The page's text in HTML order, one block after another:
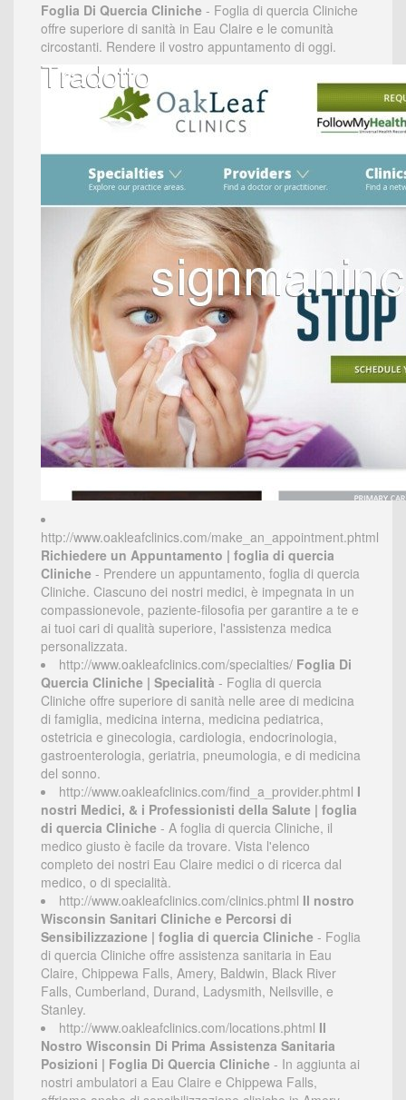
Foglia Di Quercia Cliniche - Foglia di quercia Cliniche
offre superiore di sanità in Eau Claire e le comunità
circostanti. Rendere il vostro appuntamento di oggi.
http://www.oakleafclinics.com/make_an_appointment.phtml
Richiedere un Appuntamento | foglia di quercia
Cliniche - Prendere un appuntamento, foglia di quercia
Cliniche. Ciascuno dei nostri medici, è impegnata in un
compassionevole, paziente-filosofia per garantire a te e
ai tuoi cari di qualità superiore, l'assistenza medica
personalizzata.
http://www.oakleafclinics.com/specialties/ Foglia Di
Quercia Cliniche | Specialità - Foglia di quercia
Cliniche offre superiore di sanità nelle aree di medicina
di famiglia, medicina interna, medicina pediatrica,
ostetricia e ginecologia, cardiologia, endocrinologia,
gastroenterologia, geriatria, pneumologia, e di medicina
del sonno.
http://www.oakleafclinics.com/find_a_provider.phtml I
nostri Medici, & i Professionisti della Salute | foglia
di quercia Cliniche - A foglia di quercia Cliniche, il
medico giusto è facile da trovare. Vista l'elenco
completo dei nostri Eau Claire medici o di ricerca dal
medico, o di specialità.
http://www.oakleafclinics.com/clinics.phtml Il nostro
Wisconsin Sanitari Cliniche e Percorsi di
Sensibilizzazione | foglia di quercia Cliniche - Foglia
di quercia Cliniche offre assistenza sanitaria in Eau
Claire, Chippewa Falls, Amery, Baldwin, Black River
Falls, Cumberland, Durand, Ladysmith, Neilsville, e
Stanley.
http://www.oakleafclinics.com/locations.phtml Il
Nostro Wisconsin Di Prima Assistenza Sanitaria
Posizioni | Foglia Di Quercia Cliniche - In aggiunta ai
nostri ambulatori a Eau Claire e Chippewa Falls,